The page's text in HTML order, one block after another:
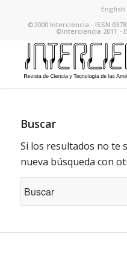
English
©2000 Interciencia - ISSN
©Interciencia 2011 -
Buscar
Si los resultados no te
nueva búsqueda con